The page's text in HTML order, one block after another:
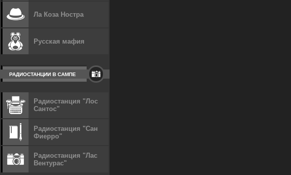
Ла Коза Ностра
Русская мафия
РАДИОСТАНЦИИ В САМПЕ
Радиостанция "Лос
Сантос"
Радиостанция "Сан
Фиерро"
Радиостанция "Лас
Вентурас"